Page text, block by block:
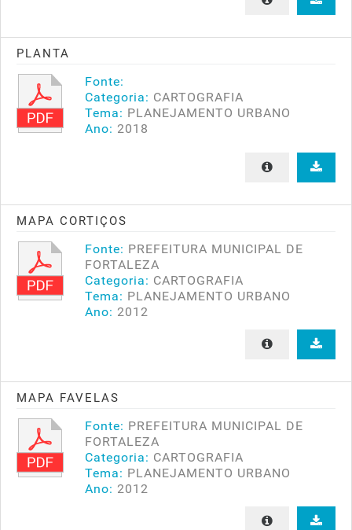
PLANTA
Fonte:
Categoria: CARTOGRAFIA
Tema: PLANEJAMENTO URBANO
Ano: 2018
MAPA CORTIÇOS
Fonte: PREFEITURA MUNICIPAL DE
FORTALEZA
Categoria: CARTOGRAFIA
Tema: PLANEJAMENTO URBANO
Ano: 2012
MAPA FAVELAS
Fonte: PREFEITURA MUNICIPAL DE
FORTALEZA
Categoria: CARTOGRAFIA
Tema: PLANEJAMENTO URBANO
Ano: 2012